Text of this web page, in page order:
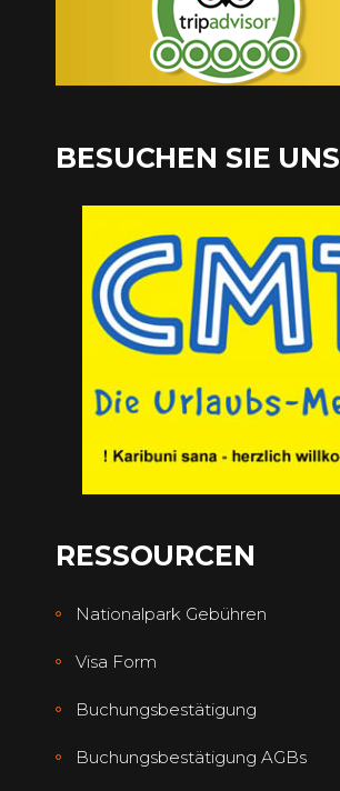
BESUCHEN SIE UNS
RESSOURCEN
Nationalpark Gebühren
Visa Form
Buchungsbestätigung
Buchungsbestätigung AGBs